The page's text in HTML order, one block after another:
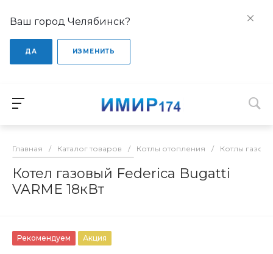
Ваш город Челябинск?
ДА ИЗМЕНИТЬ
Главная / Каталог товаров / Котлы отопления / Котлы
Котел газовый Federica Bugatti
VARME 18кВт
Рекомендуем Акция